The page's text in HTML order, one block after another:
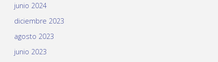
junio 2024
diciembre 2023
agosto 2023
junio 2023